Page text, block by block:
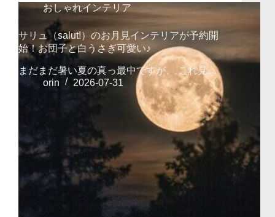
おしゃれインテリア
サリュ（salut!）のお月見インテリアが予約開
始！お団子と白うさぎ可愛い♪
まだまだ暑い夏の真っ最中ですが、 これ見…
orin
2026-07-31